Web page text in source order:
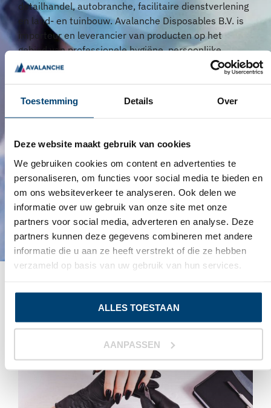
Toestemming Details Over
Deze website maakt gebruik van cookies
We gebruiken cookies om content en advertenties te
personaliseren, om functies voor social media te bieden en
om ons websiteverkeer te analyseren. Ook delen we
informatie over uw gebruik van onze site met onze
partners voor social media, adverteren en analyse. Deze
partners kunnen deze gegevens combineren met andere
informatie die u aan ze heeft verstrekt of die ze hebben
verzameld op basis van uw gebruik van hun services.
ALLES TOESTAAN
AANPASSEN
detailhandel, autobranche, facilitaire dienstverlening
en land- en tuinbouw. Avalanche Disposables B.V. is
importeur en leverancier van producten op het
gebied van professionele hygiëne, persoonlijke
beschermingsmiddelen en disposables voor
verschillende sectoren met onze producten. Wij
levensmiddelenindustrie, detailhandel, autobranche,
facilitaire dienstverlening en land- en tuinbouw.
Bekijk ook onze socials:
Facebook Linkedin